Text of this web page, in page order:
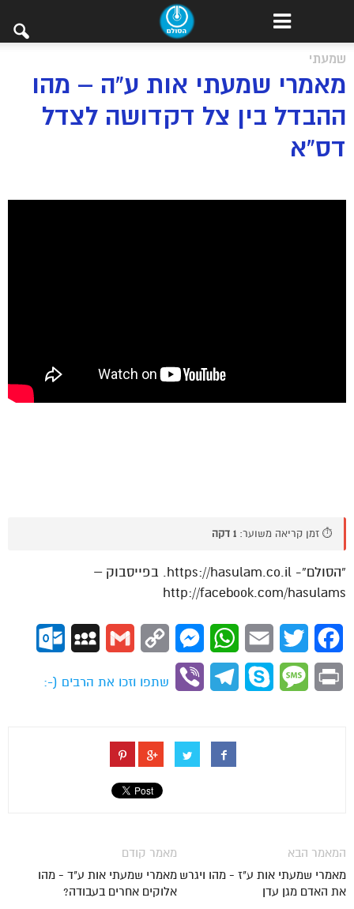
שמעתי
מאמרי שמעתי אות ע”ה – מהו
ההבדל בין צל דקדושה לצדל
דס”א
⏱️ זמן קריאה משוער: 1 דקה
“הסולם”- https://hasulam.co.il. בפייסבוק –
http://facebook.com/hasulams
Facebook
Twitter
Email
WhatsApp
Messenger
Copy
Gmail
MySpace
Print
Message
Skype
Telegram
Viber
שתפו וזכו את הרבים (-:
מאמר קודם
מאמרי שמעתי אות ע"ד - מהו
אלוקים אחרים בעבודה?
המאמר הבא
מאמרי שמעתי אות ע"ז - מהו ויגרש
את האדם מגן עדן